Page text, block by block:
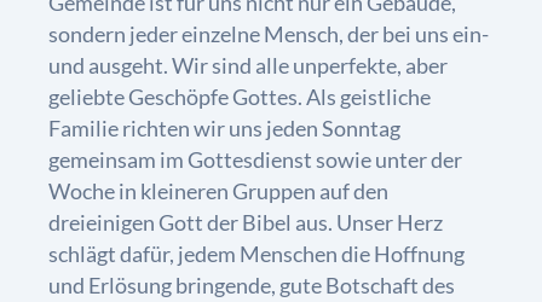
sondern jeder einzelne Mensch, der bei uns ein-
und ausgeht. Wir sind alle unperfekte, aber
geliebte Geschöpfe Gottes. Als geistliche
Familie richten wir uns jeden Sonntag
gemeinsam im Gottesdienst sowie unter der
Woche in kleineren Gruppen auf den
dreieinigen Gott der Bibel aus. Unser Herz
schlägt dafür, jedem Menschen die Hoffnung
und Erlösung bringende, gute Botschaft des